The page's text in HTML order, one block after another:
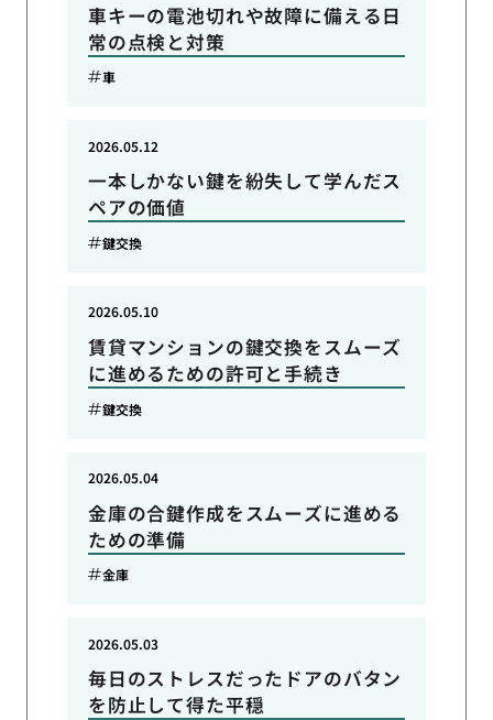
車キーの電池切れや故障に備える日
常の点検と対策
車
一本しかない鍵を紛失して学んだス
ペアの価値
2026.05.12
鍵交換
賃貸マンションの鍵交換をスムーズ
に進めるための許可と手続き
2026.05.10
鍵交換
金庫の合鍵作成をスムーズに進める
ための準備
2026.05.04
金庫
毎日のストレスだったドアのバタン
を防止して得た平穏
2026.05.03